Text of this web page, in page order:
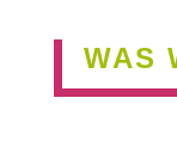
WAS